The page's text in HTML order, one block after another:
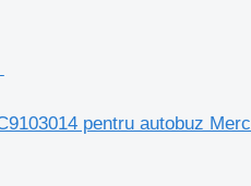
pentru autobuz